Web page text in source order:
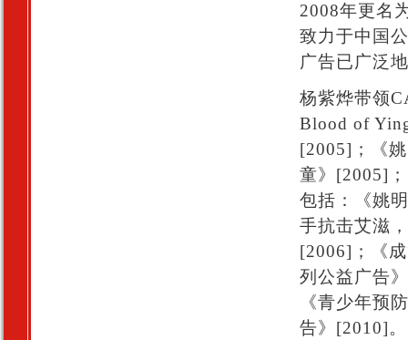
2008年更名
致力于中国
广告已广泛
杨紫烨带领
Blood of
[2005]；《
童》[2005]
包括：《姚
手抗击艾滋
[2006]；《
列公益广告
《青少年预
告》[2010]。